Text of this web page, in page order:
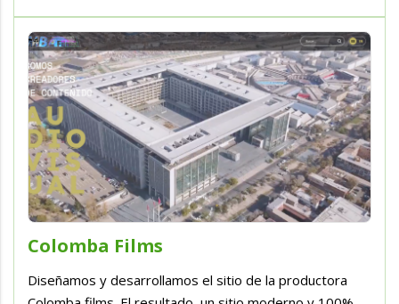
Colomba Films
Diseñamos y desarrollamos el sitio de la productora